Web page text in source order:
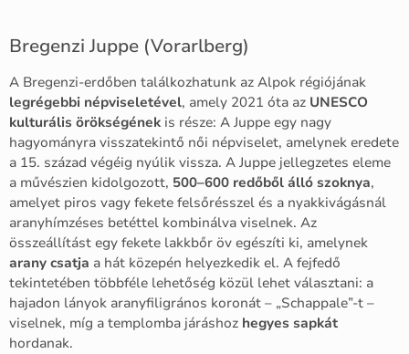
Bregenzi Juppe (Vorarlberg)
A Bregenzi-erdőben találkozhatunk az Alpok régiójának
legrégebbi népviseletével, amely 2021 óta az UNESCO
kulturális örökségénekis része: A Juppe egy nagy
hagyományra visszatekintő női népviselet, amelynek eredete
a 15. század végéig nyúlik vissza. A Juppe jellegzetes eleme
a művészien kidolgozott, 500–600 redőből álló szoknya,
amelyet piros vagy fekete felsőrésszel és a nyakkivágásnál
aranyhímzéses betéttel kombinálva viselnek. Az
összeállítást egy fekete lakkbőr öv egészíti ki, amelynek
arany csatja a hát közepén helyezkedik el. A fejfedő
tekintetében többféle lehetőség közül lehet választani: a
hajadon lányok aranyfiligrános koronát – „Schappale”-t –
viselnek, míg a templomba járáshoz hegyes sapkát
hordanak.